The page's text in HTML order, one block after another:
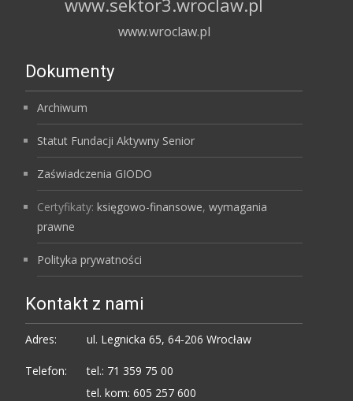
www.wroclaw.pl
Dokumenty
Archiwum
Statut Fundacji Aktywny Senior
Zaświadczenia GIODO
Certyfikaty: księgowo-finansowe, wymagania
prawne
Polityka prywatności
Kontakt z nami
Adres: ul. Legnicka 65, 64-206 Wrocław
Telefon:
tel.: 71 359 75 00
tel. kom: 605 257 600